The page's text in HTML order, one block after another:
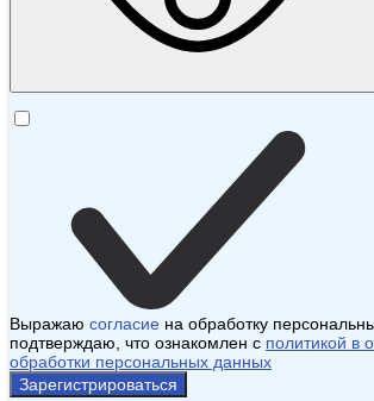
Выражаю согласие на обработку
подтверждаю, что ознакомлен с политикой в
обработки персональных данных
Зарегистрироваться